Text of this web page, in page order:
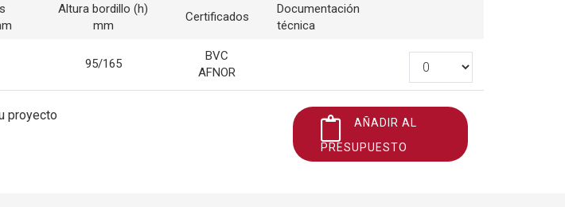
Altura bordillo (h)
mm
Certificados
Documentación
técnica
95/165
BVC
AFNOR
proyecto
AÑADIR AL
PRESUPUESTO